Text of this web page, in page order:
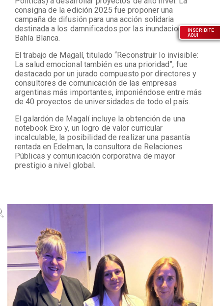
consigna de la edición 2025 fue proponer una
campaña de difusión para una acción solidaria
destinada a los damnificados por las inundaciones en
Bahía Blanca.
El trabajo de Magalí, titulado “Reconstruir lo invisible:
La salud emocional también es una prioridad”, fue
destacado por un jurado compuesto por directores y
consultores de comunicación de las empresas
argentinas más importantes, imponiéndose entre más
de 40 proyectos de universidades de todo el país.
El galardón de Magalí incluye la obtención de una
notebook Exo y, un logro de valor curricular
incalculable, la posibilidad de realizar una pasantía
rentada en Edelman, la consultora de Relaciones
Públicas y comunicación corporativa de mayor
prestigio a nivel global.
INSCRIBITE
AQUÍ